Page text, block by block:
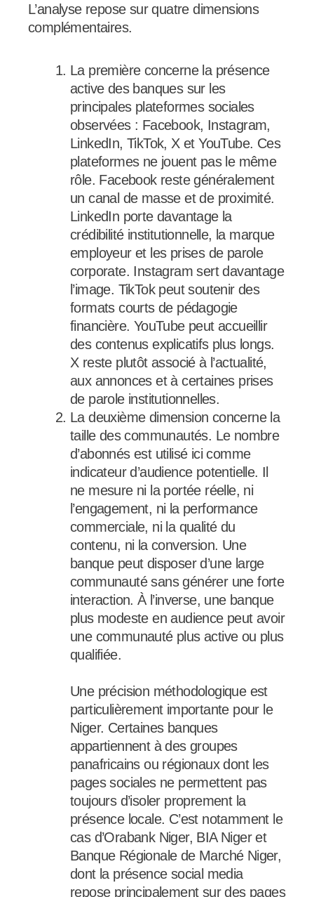
L’analyse repose sur quatre dimensions
complémentaires.
La première concerne la présence
active des banques sur les
principales plateformes sociales
observées : Facebook, Instagram,
LinkedIn, TikTok, X et YouTube. Ces
plateformes ne jouent pas le même
rôle. Facebook reste généralement
un canal de masse et de proximité.
LinkedIn porte davantage la
crédibilité institutionnelle, la marque
employeur et les prises de parole
corporate. Instagram sert davantage
l’image. TikTok peut soutenir des
formats courts de pédagogie
financière. YouTube peut accueillir
des contenus explicatifs plus longs.
X reste plutôt associé à l’actualité,
aux annonces et à certaines prises
de parole institutionnelles.
La deuxième dimension concerne la
taille des communautés. Le nombre
d’abonnés est utilisé ici comme
indicateur d’audience potentielle. Il
ne mesure ni la portée réelle, ni
l’engagement, ni la performance
commerciale, ni la qualité du
contenu, ni la conversion. Une
banque peut disposer d’une large
communauté sans générer une forte
interaction. À l’inverse, une banque
plus modeste en audience peut avoir
une communauté plus active ou plus
qualifiée.
Une précision méthodologique est
particulièrement importante pour le
Niger. Certaines banques
appartiennent à des groupes
panafricains ou régionaux dont les
pages sociales ne permettent pas
toujours d’isoler proprement la
présence locale. C’est notamment le
cas d’Orabank Niger, BIA Niger et
Banque Régionale de Marché Niger,
dont la présence social media
repose principalement sur des pages